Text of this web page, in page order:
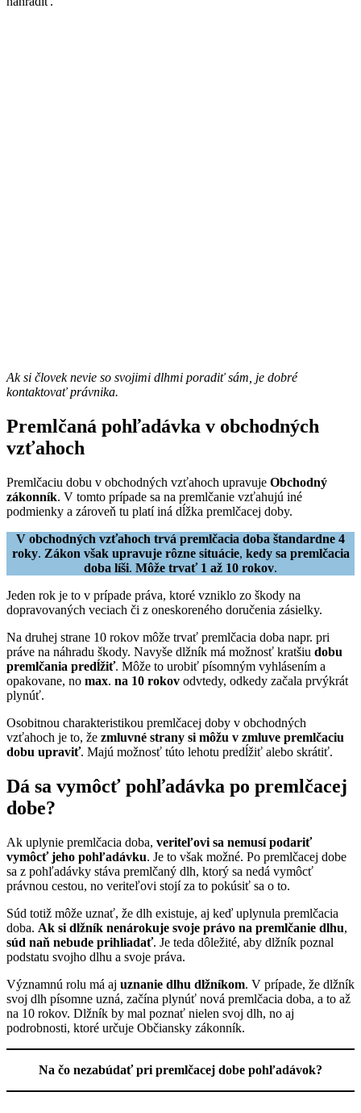
Ak si človek nevie so svojimi dlhmi poradiť sám, je dobré
kontaktovať právnika.
Premlčaná pohľadávka v obchodných
vzťahoch
Premlčaciu dobu v obchodných vzťahoch upravuje Obchodný
zákonník. V tomto prípade sa na premlčanie vzťahujú iné
podmienky a zároveň tu platí iná dĺžka premlčacej doby.
V obchodných vzťahoch trvá premlčacia doba štandardne 4
roky. Zákon však upravuje rôzne situácie, kedy sa premlčacia
doba líši. Môže trvať 1 až 10 rokov.
Jeden rok je to v prípade práva, ktoré vzniklo zo škody na
dopravovaných veciach či z oneskoreného doručenia zásielky.
Na druhej strane 10 rokov môže trvať premlčacia doba napr. pri
práve na náhradu škody. Navyše dlžník má možnosť kratšiu dobu
premlčania predĺžiť. Môže to urobiť písomným vyhlásením a
opakovane, no max. na 10 rokov odvtedy, odkedy začala prvýkrát
plynúť.
Osobitnou charakteristikou premlčacej doby v obchodných
vzťahoch je to, že zmluvné strany si môžu v zmluve premlčaciu
dobu upraviť. Majú možnosť túto lehotu predĺžiť alebo skrátiť.
Dá sa vymôcť pohľadávka po premlčacej
dobe?
Ak uplynie premlčacia doba, veriteľovi sa nemusí podariť
vymôcť jeho pohľadávku. Je to však možné. Po premlčacej dobe
sa z pohľadávky stáva premlčaný dlh, ktorý sa nedá vymôcť
právnou cestou, no veriteľovi stojí za to pokúsiť sa o to.
Súd totiž môže uznať, že dlh existuje, aj keď uplynula premlčacia
doba. Ak si dlžník nenárokuje svoje právo na premlčanie dlhu,
súd naň nebude prihliadať. Je teda dôležité, aby dlžník poznal
podstatu svojho dlhu a svoje práva.
Významnú rolu má aj uznanie dlhu dlžníkom. V prípade, že dlžník
svoj dlh písomne uzná, začína plynúť nová premlčacia doba, a to až
na 10 rokov. Dlžník by mal poznať nielen svoj dlh, no aj
podrobnosti, ktoré určuje Občiansky zákonník.
Na čo nezabúdať pri premlčacej dobe pohľadávok?